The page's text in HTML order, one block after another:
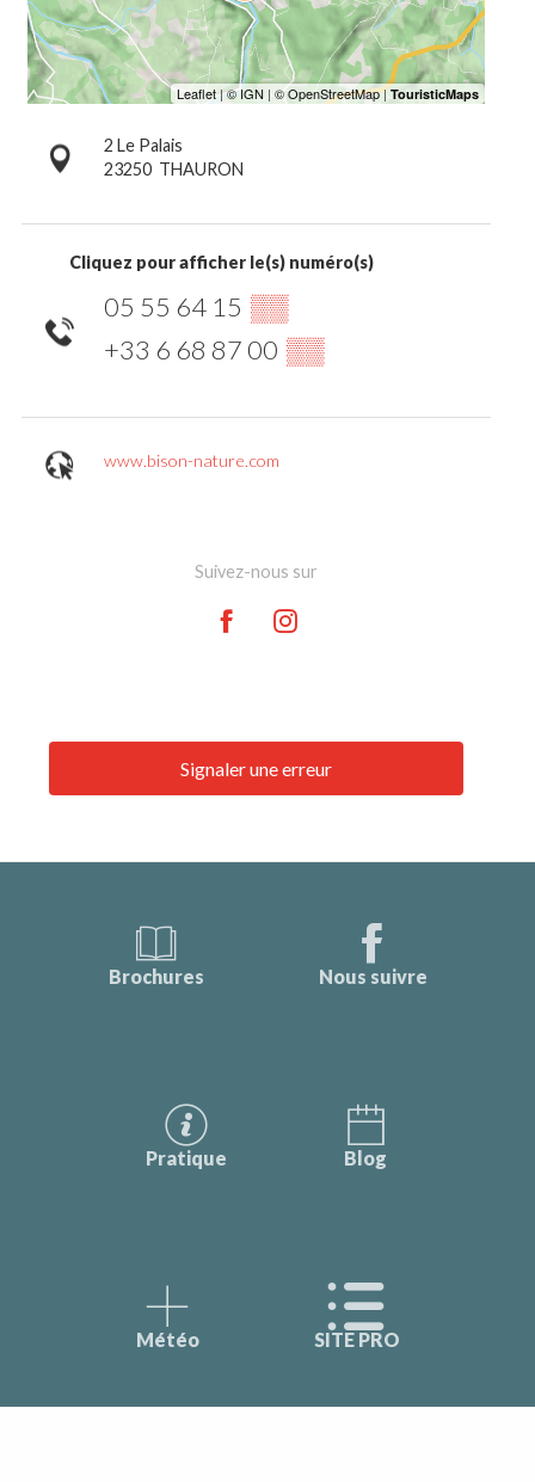
2 Le Palais
23250 THAURON
Cliquez pour afficher le(s) numéro(s)
05 55 64 15 ▒▒
+33 6 68 87 00 ▒▒
www.bison-nature.com
Suivez-nous sur
Signaler une erreur
Brochures Nous suivre
Pratique Blog
Météo SITE PRO